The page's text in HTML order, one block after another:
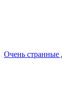
Очень странные